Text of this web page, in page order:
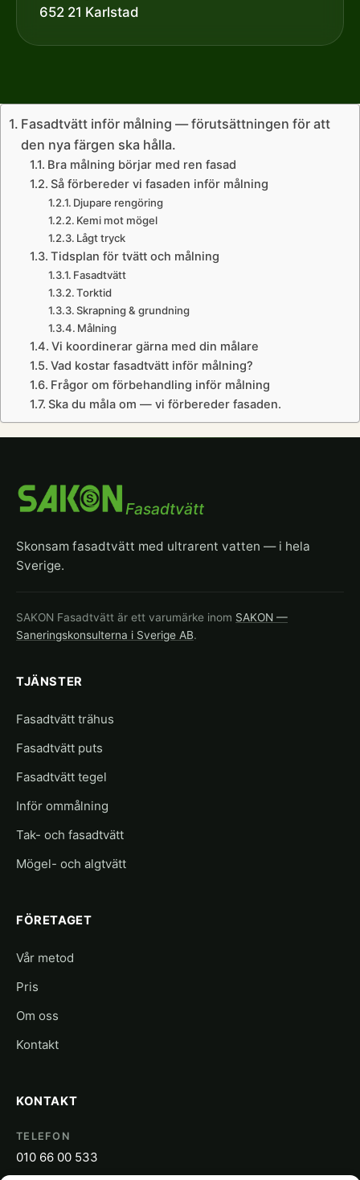
652 21 Karlstad
Fasadtvätt inför målning — förutsättningen för att
den nya färgen ska hålla.
Bra målning börjar med ren fasad
Så förbereder vi fasaden inför målning
Djupare rengöring
Kemi mot mögel
Lågt tryck
Tidsplan för tvätt och målning
Fasadtvätt
Torktid
Skrapning & grundning
Målning
Vi koordinerar gärna med din målare
Vad kostar fasadtvätt inför målning?
Frågor om förbehandling inför målning
Ska du måla om — vi förbereder fasaden.
Fasadtvätt
Skonsam fasadtvätt med ultrarent vatten — i hela
Sverige.
SAKON Fasadtvätt är ett varumärke inom SAKON —
Saneringskonsulterna i Sverige AB.
TJÄNSTER
Fasadtvätt trähus
Fasadtvätt puts
Fasadtvätt tegel
Inför ommålning
Tak- och fasadtvätt
Mögel- och algtvätt
FÖRETAGET
Vår metod
Pris
Om oss
Kontakt
KONTAKT
TELEFON
010 66 00 533